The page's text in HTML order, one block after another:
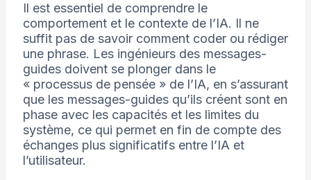
Il est essentiel de comprendre le
comportement et le contexte de l’IA. Il ne
suffit pas de savoir comment coder ou rédiger
une phrase. Les ingénieurs des messages-
guides doivent se plonger dans le
« processus de pensée » de l’IA, en s’assurant
que les messages-guides qu’ils créent sont en
phase avec les capacités et les limites du
système, ce qui permet en fin de compte des
échanges plus significatifs entre l’IA et
l’utilisateur.